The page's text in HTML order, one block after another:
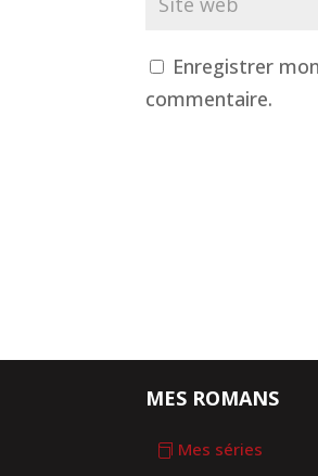
Enregistrer
commentaire.
MES ROMANS
Mes séries